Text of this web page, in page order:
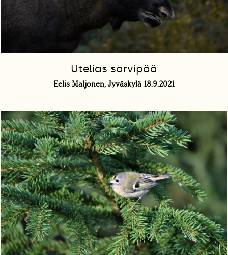
Utelias sarvipää
Eelis Maljonen, Jyväskylä 18.9.2021